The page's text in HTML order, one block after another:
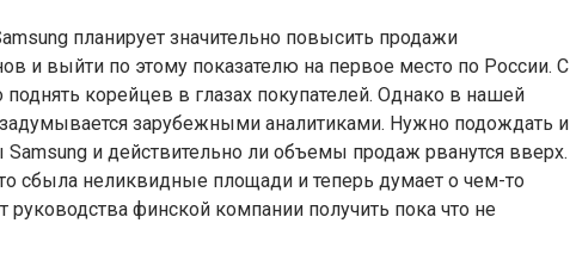
планирует значительно повысить продажи
и выйти по этому показателю на первое место по России. С
корейцев в глазах покупателей. Однако в нашей
задумывается зарубежными аналитиками. Нужно подождать и
и действительно ли объемы продаж рванутся вверх.
сбыла неликвидные площади и теперь думает о чем-то
финской компании получить пока что не